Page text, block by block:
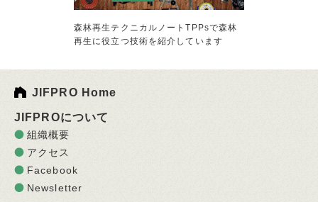
森林再生テクニカルノートTPPsで森林
再生に役立つ技術を紹介しています
JIFPRO Home
JIFPROについて
組織概要
アクセス
Facebook
Newsletter